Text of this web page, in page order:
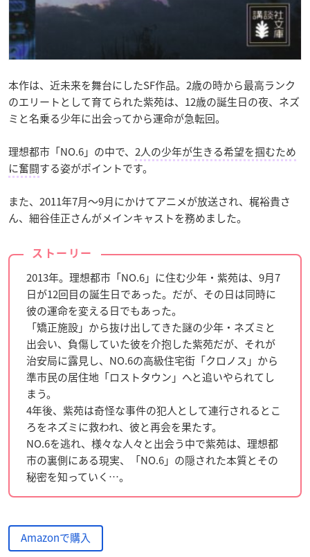
本作は、近未来を舞台にしたSF作品。2歳の時から最高ランク
のエリートとして育てられた紫苑は、12歳の誕生日の夜、ネズ
ミと名乗る少年に出会ってから運命が急転回。
理想都市「NO.6」の中で、 2人の少年が生きる希望を掴むため
に奮闘する姿がポイントです。
また、2011年7月〜9月にかけてアニメが放送され、梶裕貴さ
ん、細谷佳正さんがメインキャストを務めました。
ストーリー
2013年。理想都市「NO.6」に住む少年・紫苑は、9月7
日が12回目の誕生日であった。だが、その日は同時に
彼の運命を変える日でもあった。
「矯正施設」から抜け出してきた謎の少年・ネズミと
出会い、負傷していた彼を介抱した紫苑だが、それが
治安局に露見し、NO.6の高級住宅街「クロノス」から
準市民の居住地「ロストタウン」へと追いやられてし
まう。
4年後、紫苑は奇怪な事件の犯人として連行されるとこ
ろをネズミに救われ、彼と再会を果たす。
NO.6を逃れ、様々な人々と出会う中で紫苑は、理想都
市の裏側にある現実、「NO.6」の隠された本質とその
秘密を知っていく…。
Amazonで購入